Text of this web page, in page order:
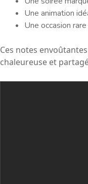
Une animation
Une occasion
Ces notes
chaleureuse et